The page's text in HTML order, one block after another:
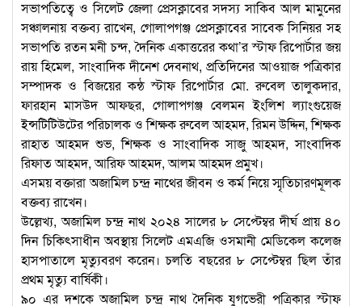
সভাপতিত্বে ও সিলেট জেলা প্রেসক্লাবের সদস্য সাকিব আল মামুনের
সঞ্চালনায় বক্তব্য রাখেন, গোলাপগঞ্জ প্রেসক্লাবের সাবেক সিনিয়র সহ
সভাপতি রতন মনী চন্দ, দৈনিক একাত্তরের কথা’র স্টাফ রিপোর্টার জয়
রায় হিমেল, সাংবাদিক দীনেশ দেবনাথ, প্রতিদিনের আওয়াজ পত্রিকার
সম্পাদক ও বিজয়ের কন্ঠ স্টাফ রিপোর্টার মো. রুবেল তালুকদার,
ফারহান মাসউদ আফছর, গোলাপগঞ্জ বেলমন ইংলিশ ল্যাংগুয়েজ
ইন্সটিটিউটের পরিচালক ও শিক্ষক রুবেল আহমদ, রিমন উদ্দিন, শিক্ষক
রাহাত আহমদ শুভ, শিক্ষক ও সাংবাদিক সাজু আহমদ, সাংবাদিক
রিফাত আহমদ, আরিফ আহমদ, আলম আহমদ প্রমুখ।
এসময় বক্তারা অজামিল চন্দ্র নাথের জীবন ও কর্ম নিয়ে স্মৃতিচারণমূলক
বক্তব্য রাখেন।
উল্লেখ্য, অজামিল চন্দ্র নাথ ২০২৪ সালের ৮ সেপ্টেম্বর দীর্ঘ প্রায় ৪০
দিন চিকিৎসাধীন অবস্থায় সিলেট এমএজি ওসমানী মেডিকেল কলেজ
হাসপাতালে মৃত্যুবরণ করেন। চলতি বছরের ৮ সেপ্টেম্বর ছিল তাঁর
প্রথম মৃত্যু বার্ষিকী।
৯০ এর দশকে অজামিল চন্দ্র নাথ দৈনিক যুগভেরী পত্রিকার স্টাফ